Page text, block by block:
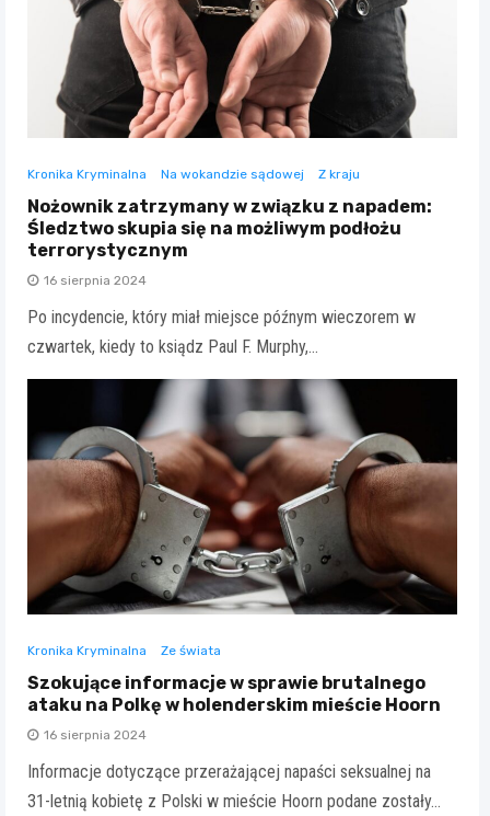
Kronika Kryminalna Na wokandzie sądowej Z kraju
Nożownik zatrzymany w związku z napadem:
Śledztwo skupia się na możliwym podłożu
terrorystycznym
16 sierpnia 2024
Po incydencie, który miał miejsce późnym wieczorem w
czwartek, kiedy to ksiądz Paul F. Murphy,…
Kronika Kryminalna Ze świata
Szokujące informacje w sprawie brutalnego
ataku na Polkę w holenderskim mieście Hoorn
16 sierpnia 2024
Informacje dotyczące przerażającej napaści seksualnej na
31-letnią kobietę z Polski w mieście Hoorn podane zostały…